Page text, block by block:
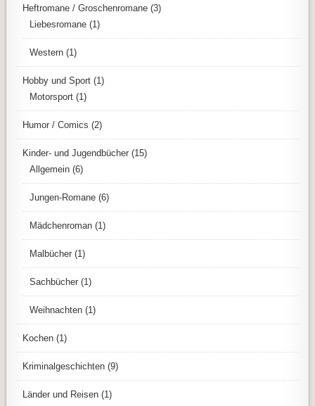
Heftromane / Groschenromane (3)
Liebesromane (1)
Western (1)
Hobby und Sport (1)
Motorsport (1)
Humor / Comics (2)
Kinder- und Jugendbücher (15)
Allgemein (6)
Jungen-Romane (6)
Mädchenroman (1)
Malbücher (1)
Sachbücher (1)
Weihnachten (1)
Kochen (1)
Kriminalgeschichten (9)
Länder und Reisen (1)